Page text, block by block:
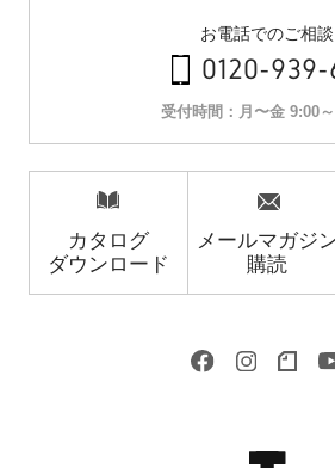
お電話でのご相談
0120-939-
受付時間：月〜金 9:00
カタログ
ダウンロード
メールマガジ
購読